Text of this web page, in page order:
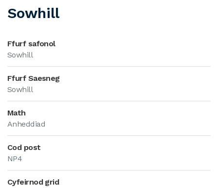
Sowhill
Ffurf safonol
Sowhill
Ffurf Saesneg
Sowhill
Math
Anheddiad
Cod post
NP4
Cyfeirnod grid